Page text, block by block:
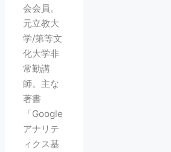
会会員。
元立教大
学/第等文
化大学非
常勤講
師。主な
著書
「Google
アナリテ
ィクス基